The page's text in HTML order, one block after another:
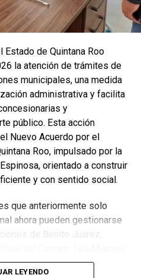
al instante
de WhatsApp de
las noticias más
Roo directamente
de WhatsApp
de Quintana Roo
la atención de trámites de
municipales, una medida
administrativa y facilita
y
público. Esta acción
Nuevo Acuerdo por el
Roo, impulsado por la
orientado a construir
y con sentido social.
que anteriormente solo
ahora pueden gestionarse
de Benito Juárez,
así como en las
LEYENDO